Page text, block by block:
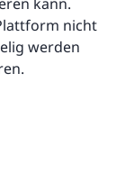
nicht
werden